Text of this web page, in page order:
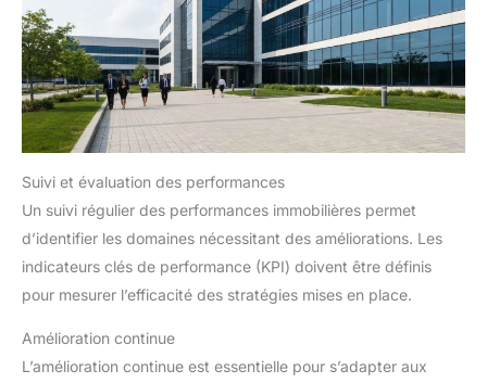
Suivi et évaluation des performances
Un suivi régulier des performances immobilières permet
d’identifier les domaines nécessitant des améliorations. Les
indicateurs clés de performance (KPI) doivent être définis
pour mesurer l’efficacité des stratégies mises en place.
Amélioration continue
L’amélioration continue est essentielle pour s’adapter aux